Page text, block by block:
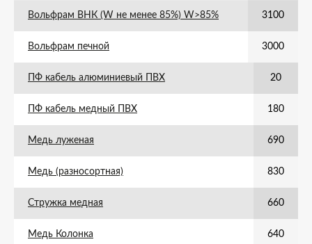
Вольфрам ВНК (W не менее 85%) W>85% 3100
Вольфрам печной 3000
ПФ кабель алюминиевый ПВХ 20
ПФ кабель медный ПВХ 180
Медь луженая 690
Медь (разносортная) 830
Стружка медная 660
Медь Колонка 640